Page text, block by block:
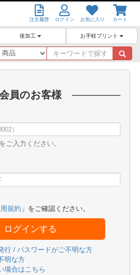
注文履歴 ログイン お気に入り カート
後加工 お手軽プリント
キ
ー
ワ
員のお客様
ご入力ください。
規約 」をご確認ください。
ログインする
行 / パスワードがご不明な方
明な方
場合はこちら